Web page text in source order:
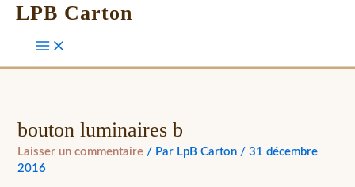
LPB Carton
bouton luminaires b
Laisser un commentaire / Par LpB Carton /31 décembre
2016